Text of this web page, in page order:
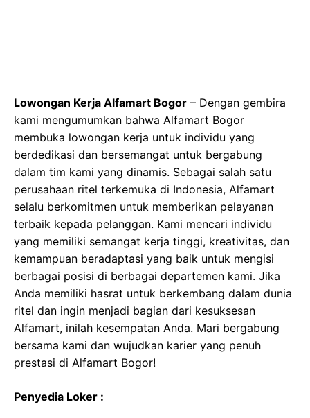
Lowongan Kerja Alfamart Bogor – Dengan gembira
kami mengumumkan bahwa Alfamart Bogor
membuka lowongan kerja untuk individu yang
berdedikasi dan bersemangat untuk bergabung
dalam tim kami yang dinamis. Sebagai salah satu
perusahaan ritel terkemuka di Indonesia, Alfamart
selalu berkomitmen untuk memberikan pelayanan
terbaik kepada pelanggan. Kami mencari individu
yang memiliki semangat kerja tinggi, kreativitas, dan
kemampuan beradaptasi yang baik untuk mengisi
berbagai posisi di berbagai departemen kami. Jika
Anda memiliki hasrat untuk berkembang dalam dunia
ritel dan ingin menjadi bagian dari kesuksesan
Alfamart, inilah kesempatan Anda. Mari bergabung
bersama kami dan wujudkan karier yang penuh
prestasi di Alfamart Bogor!
Penyedia Loker :